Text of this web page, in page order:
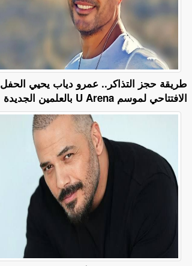
طريقة حجز التذاكر.. عمرو دياب يحيي الحفل
الافتتاحي لموسم U Arena بالعلمين الجديدة